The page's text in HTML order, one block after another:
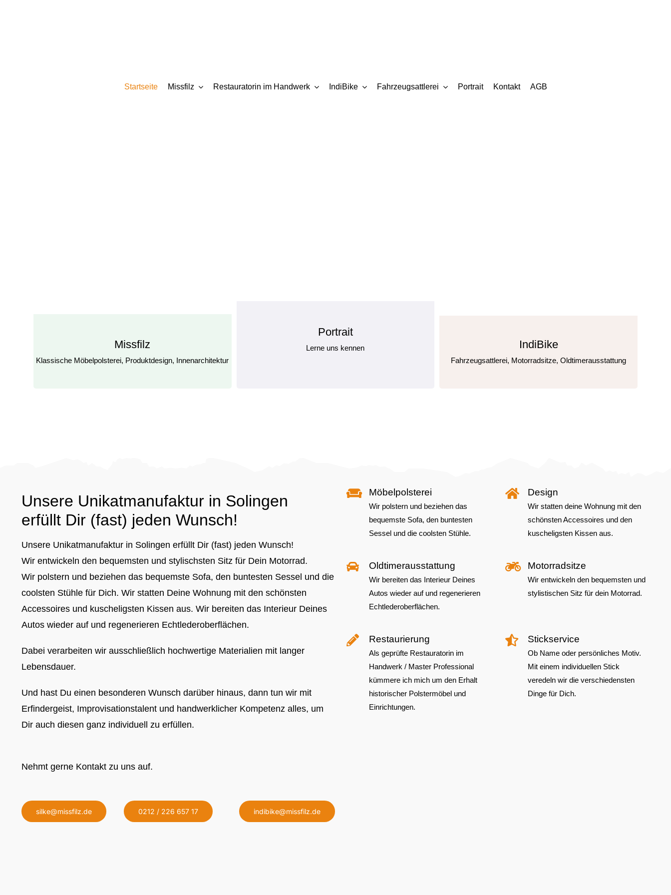
Startseite Missfilz Restauratorin im Handwerk IndiBike Fahrzeugsattlerei Portrait Kontakt AGB
Missfilz
Klassische Möbelpolsterei, Produktdesign, Innenarchitektur
Portrait
Lerne uns kennen IndiBike
Fahrzeugsattlerei, Motorradsitze, Oldtimerausstattung
Unsere Unikatmanufaktur in Solingen
erfüllt Dir (fast) jeden Wunsch!
Unsere Unikatmanufaktur in Solingen erfüllt Dir (fast) jeden Wunsch!
Wir entwickeln den bequemsten und stylischsten Sitz für Dein Motorrad.
Wir polstern und beziehen das bequemste Sofa, den buntesten Sessel und die
coolsten Stühle für Dich. Wir statten Deine Wohnung mit den schönsten
Accessoires und kuscheligsten Kissen aus. Wir bereiten das Interieur Deines
Autos wieder auf und regenerieren Echtlederoberflächen.
Dabei verarbeiten wir ausschließlich hochwertige Materialien mit langer
Lebensdauer.
Und hast Du einen besonderen Wunsch darüber hinaus, dann tun wir mit
Erfindergeist, Improvisationstalent und handwerklicher Kompetenz alles, um
Dir auch diesen ganz individuell zu erfüllen.
Nehmt gerne Kontakt zu uns auf.
silke@missfilz.de 0212 / 226 657 17 indibike@missfilz.de
Möbelpolsterei
Wir polstern und beziehen das
bequemste Sofa, den buntesten
Sessel und die coolsten Stühle.
Design
Wir statten deine Wohnung mit den
schönsten Accessoires und den
kuscheligsten Kissen aus.
Oldtimerausstattung
Wir bereiten das Interieur Deines
Autos wieder auf und regenerieren
Echtlederoberflächen.
Motorradsitze
Wir entwickeln den bequemsten und
stylistischen Sitz für dein Motorrad.
Restaurierung
Als geprüfte Restauratorin im
Handwerk / Master Professional
kümmere ich mich um den Erhalt
historischer Polstermöbel und
Einrichtungen.
Stickservice
Ob Name oder persönliches Motiv.
Mit einem individuellen Stick
veredeln wir die verschiedensten
Dinge für Dich.